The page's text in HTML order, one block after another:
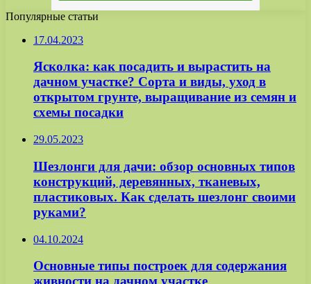
Популярные статьи
17.04.2023
Ясколка: как посадить и вырастить на
дачном участке? Сорта и виды, уход в
открытом грунте, выращивание из семян и
схемы посадки
29.05.2023
Шезлонги для дачи: обзор основных типов
конструкций, деревянных, тканевых,
пластиковых. Как сделать шезлонг своими
руками?
04.10.2024
Основные типы построек для содержания
живности на дачном участке